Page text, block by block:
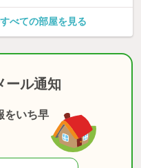
べての部屋を見る
ール通知
をいち早